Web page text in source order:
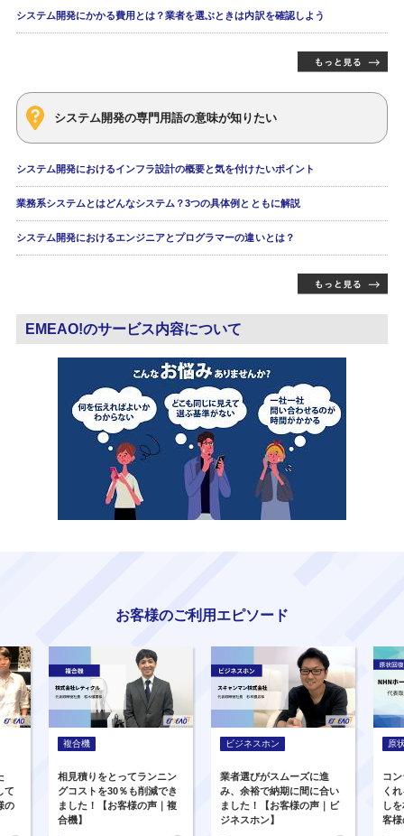
システム開発にかかる費用とは？業者を選ぶときは内訳を確認しよう
システム開発の専門用語の意味が知りたい
システム開発におけるインフラ設計の概要と気を付けたいポイント
業務系システムとはどんなシステム？3つの具体例とともに解説
システム開発におけるエンジニアとプログラマーの違いとは？
EMEAO!のサービス内容について
お客様のご利用エピソード
て
の
複合機
相見積りをとってランニン
グコストを30％も削減でき
ました！【お客様の声｜複
合機】
ビジネスホン
業者選びがスムーズに進
み、余裕で納期に間に合い
ました！【お客様の声｜ビ
ジネスホン】
原
コ
く
し
客